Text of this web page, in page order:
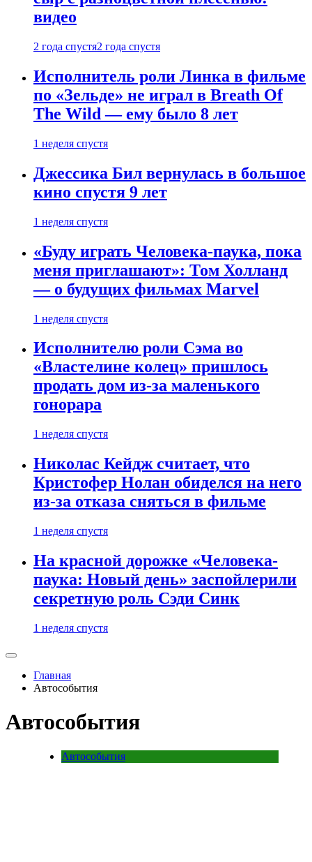
видео
2 года спустя2 года спустя
Исполнитель роли Линка в фильме
по «Зельде» не играл в Breath Of
The Wild — ему было 8 лет
1 неделя спустя
Джессика Бил вернулась в большое
кино спустя 9 лет
1 неделя спустя
«Буду играть Человека-паука, пока
меня приглашают»: Том Холланд
— о будущих фильмах Marvel
1 неделя спустя
Исполнителю роли Сэма во
«Властелине колец» пришлось
продать дом из-за маленького
гонорара
1 неделя спустя
Николас Кейдж считает, что
Кристофер Нолан обиделся на него
из-за отказа сняться в фильме
1 неделя спустя
На красной дорожке «Человека-
паука: Новый день» заспойлерили
секретную роль Сэди Синк
1 неделя спустя
Главная
Автособытия
Автособытия
Автособытия